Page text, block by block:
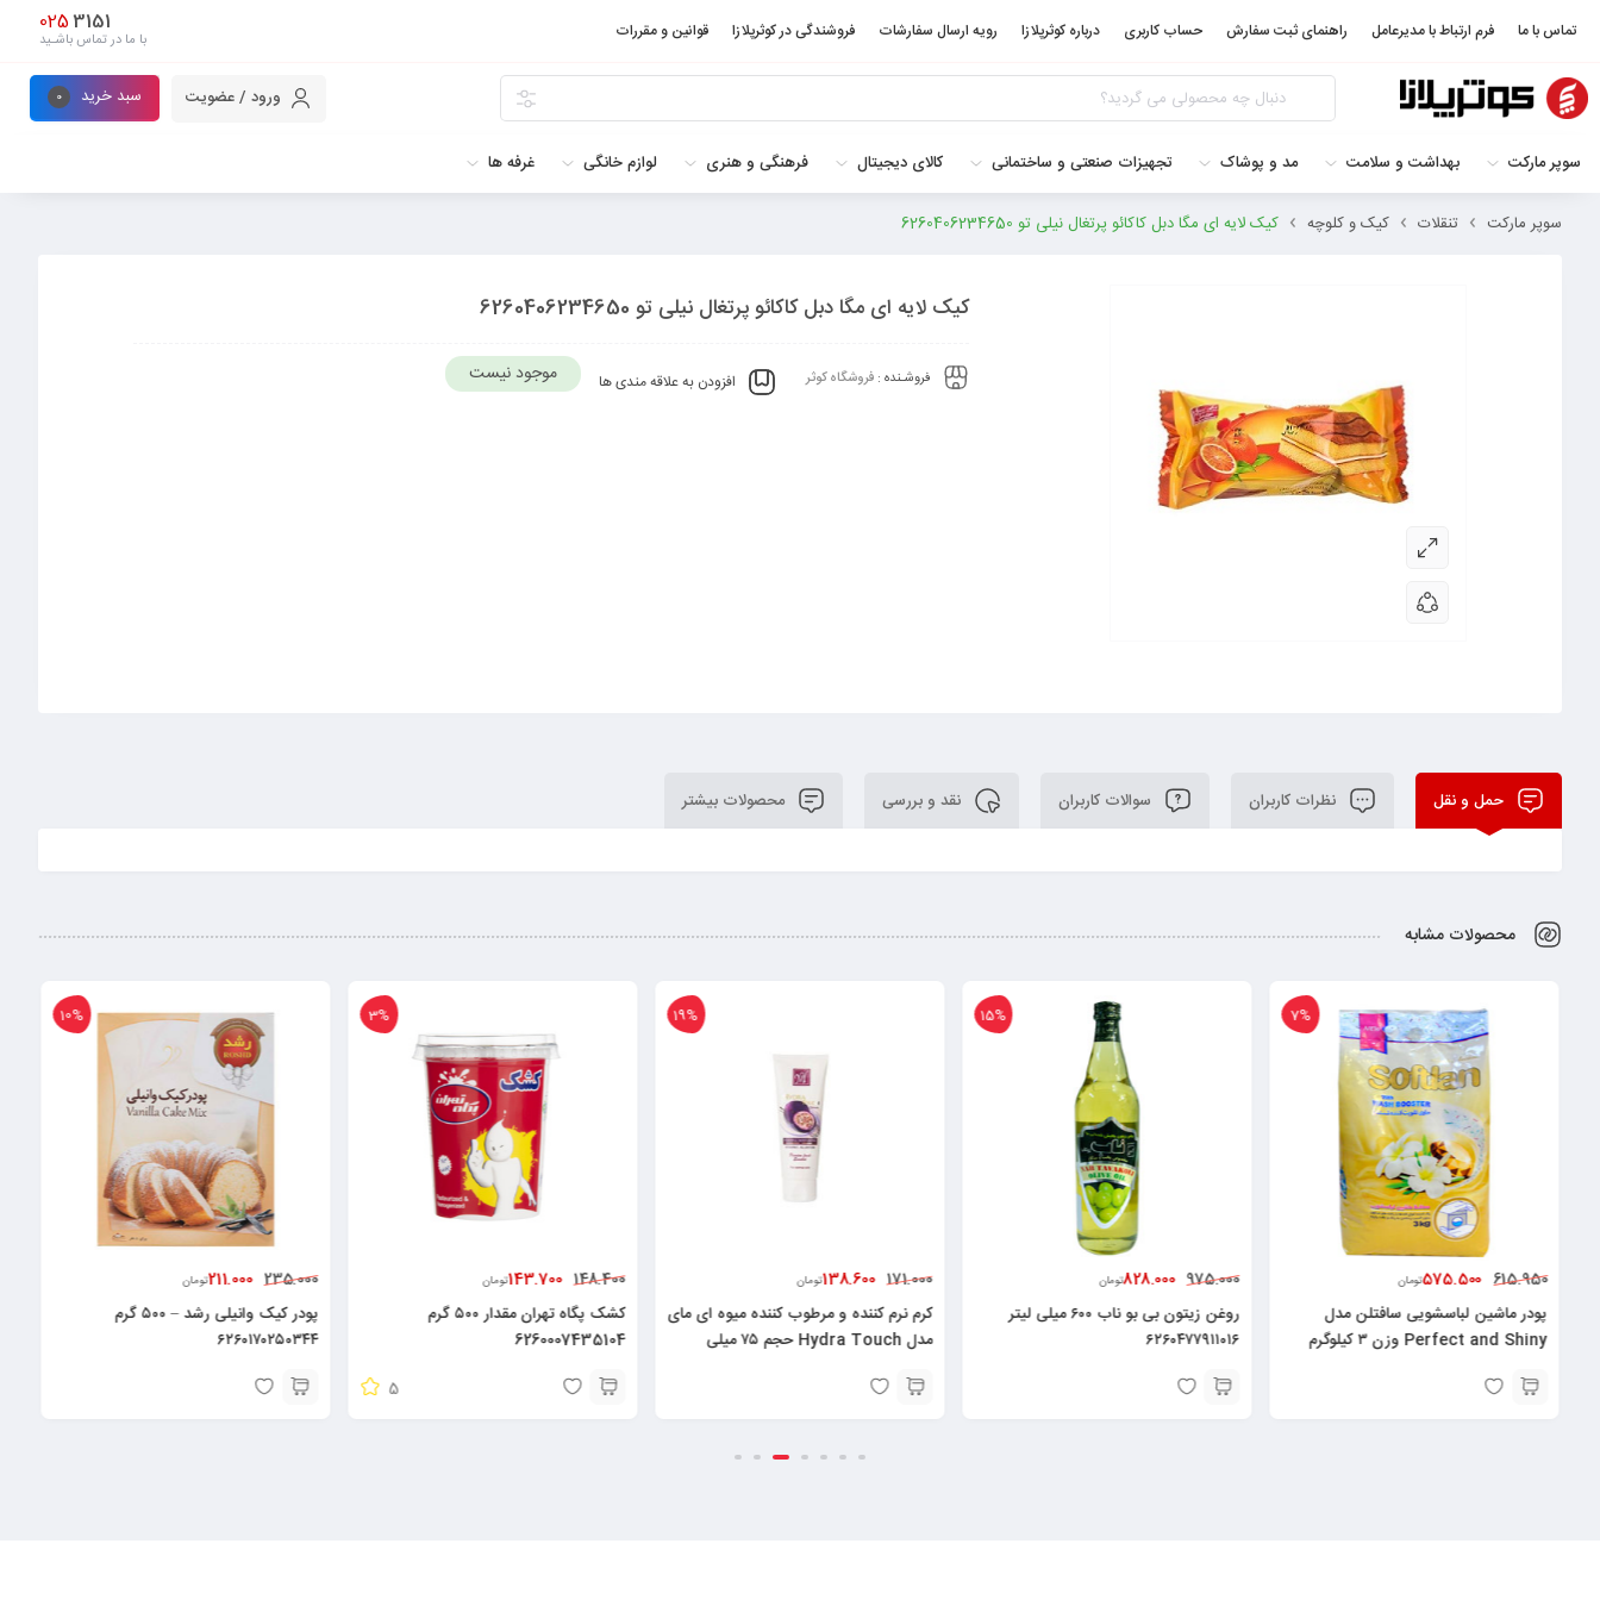
تماس با ما فرم ارتباط با مدیرعامل راهنمای ثبت سفارش حساب کاربری درباره کوثرپلازا رویه ارسال سفارشات فروشندگی در کوثرپلازا قوانین و مقررات 3151
025
با ما در تماس باشـید
ورود / عضویت سبد خرید 0
سوپر مارکت بهداشت و سلامت مد و پوشاک تجهیزات صنعتی و ساختمانی کالای دیجیتال فرهنگی و هنری لوازم خانگی غرفه ها
سوپر مارکت تنقلات کیک و کلوچه کیک لایه ای مگا دبل کاکائو پرتغال نیلی تو 6260406234650
کیک لایه ای مگا دبل کاکائو پرتغال نیلی تو 6260406234650
فروشـنده : فروشگاه کوثر افزودن به علاقه مندی ها موجود نیست
حمل و نقل نظرات کاربران سوالات کاربران نقد و بررسی محصولات بیشتر
محصولات مشابه
7%
615.950
575.500تومان
پودر ماشین لباسشویی سافتلن مدل
Perfect and Shiny وزن ۳ کیلوگرم
15%
975.000
828.000تومان
روغن زیتون بی بو ناب ۶۰۰ میلی لیتر
۶۲۶۰۴۷۷۹۱۱۰۱۶
19%
171.000
138.600تومان
کرم نرم کننده و مرطوب کننده میوه ای مای
مدل Hydra Touch حجم ۷۵ میلی
3%
148.400
143.700تومان
کشک پگاه تهران مقدار ۵۰۰ گرم
6260007435104
5
10%
235.000
211.000تومان
پودر کیک وانیلی رشد – ۵۰۰ گرم
۶۲۶۰۱۷۰۲۵۰۳۴۴